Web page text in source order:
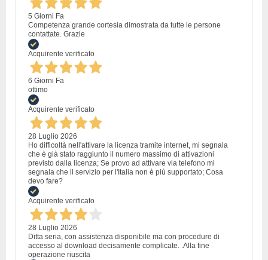
5 Giorni Fa
Competenza grande cortesia dimostrata da tutte le persone
contattate. Grazie
Acquirente verificato
6 Giorni Fa
ottimo
Acquirente verificato
28 Luglio 2026
Ho difficoltà nell'attivare la licenza tramite internet, mi segnala
che è già stato raggiunto il numero massimo di attivazioni
previsto dalla licenza; Se provo ad attivare via telefono mi
segnala che il servizio per l'Italia non è più supportato; Cosa
devo fare?
Acquirente verificato
28 Luglio 2026
Ditta seria, con assistenza disponibile ma con procedure di
accesso al download decisamente complicate. .Alla fine
operazione riuscita